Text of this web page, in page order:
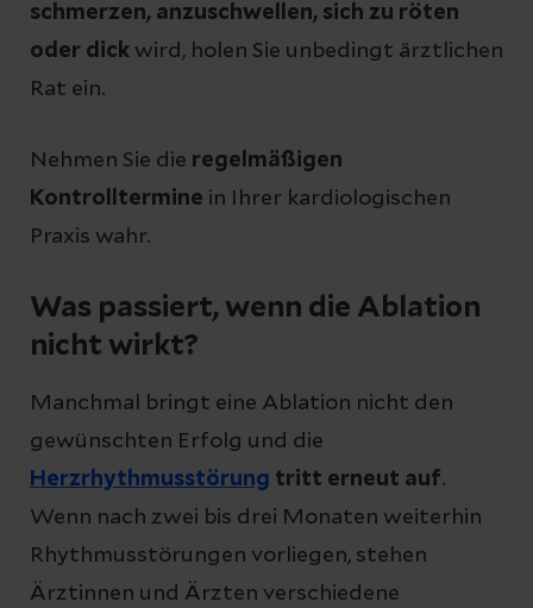
schmerzen, anzuschwellen, sich zu röten
oder dick wird, holen Sie unbedingt ärztlichen
Rat ein.
Nehmen Sie die regelmäßigen
Kontrolltermine in Ihrer kardiologischen
Praxis wahr.
Was passiert, wenn die Ablation
nicht wirkt?
Manchmal bringt eine Ablation nicht den
gewünschten Erfolg und die
Herzrhythmusstörung tritt erneut auf.
Wenn nach zwei bis drei Monaten weiterhin
Rhythmusstörungen vorliegen, stehen
Ärztinnen und Ärzten verschiedene